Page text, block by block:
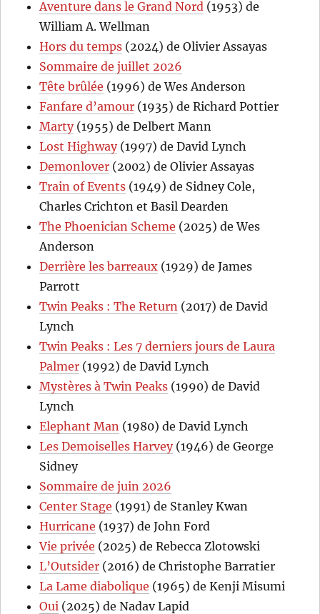
Aventure dans le Grand Nord (1953) de
William A. Wellman
Hors du temps (2024) de Olivier Assayas
Sommaire de juillet 2026
Tête brûlée (1996) de Wes Anderson
Fanfare d’amour (1935) de Richard Pottier
Marty(1955) de Delbert Mann
Lost Highway(1997) de David Lynch
Demonlover (2002) de Olivier Assayas
Train of Events (1949) de Sidney Cole,
Charles Crichton et Basil Dearden
The Phoenician Scheme (2025) de Wes
Anderson
Derrière les barreaux (1929) de James
Parrott
Twin Peaks : The Return (2017) de David
Lynch
Twin Peaks : Les 7 derniers jours de Laura
Palmer (1992) de David Lynch
Mystères à Twin Peaks (1990) de David
Lynch
Elephant Man (1980) de David Lynch
Les Demoiselles Harvey(1946) de George
Sidney
Sommaire de juin 2026
Center Stage (1991) de Stanley Kwan
Hurricane (1937) de John Ford
Vie privée (2025) de Rebecca Zlotowski
L’Outsider (2016) de Christophe Barratier
La Lame diabolique (1965) de Kenji Misumi
Oui (2025) de Nadav Lapid